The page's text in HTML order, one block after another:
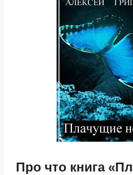
Про что книга